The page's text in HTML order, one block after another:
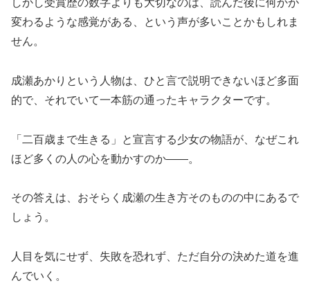
しかし受賞歴の数字よりも大切なのは、読んだ後に何かが
変わるような感覚がある、という声が多いことかもしれま
せん。
成瀬あかりという人物は、ひと言で説明できないほど多面
的で、それでいて一本筋の通ったキャラクターです。
「二百歳まで生きる」と宣言する少女の物語が、なぜこれ
ほど多くの人の心を動かすのか——。
その答えは、おそらく成瀬の生き方そのものの中にあるで
しょう。
人目を気にせず、失敗を恐れず、ただ自分の決めた道を進
んでいく。